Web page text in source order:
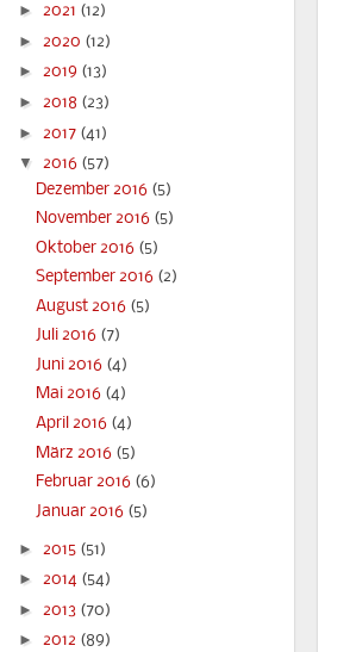
► 2021 (12)
► 2020 (12)
► 2019 (13)
► 2018 (23)
► 2017 (41)
▼ 2016 (57)
Dezember 2016 (5)
November 2016 (5)
Oktober 2016 (5)
September 2016 (2)
August 2016 (5)
Juli 2016 (7)
Juni 2016 (4)
Mai 2016 (4)
April 2016 (4)
März 2016 (5)
Februar 2016 (6)
Januar 2016 (5)
► 2015 (51)
► 2014 (54)
► 2013 (70)
► 2012 (89)